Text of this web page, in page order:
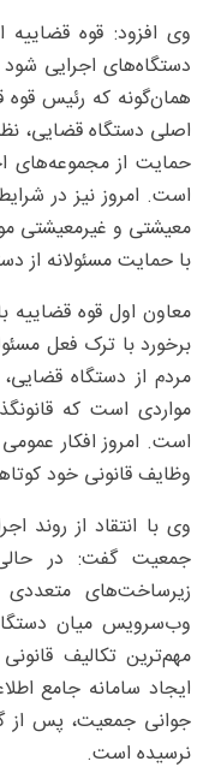
وی افزود: قوه قضاییه
دستگاه‌های اجرایی شود
همان‌گونه که رئیس قوه
اصلی دستگاه قضایی،
حمایت از مجموعه‌های
است. امروز نیز در
معیشتی و غیرمعیشتی
با حمایت مسئولانه از
معاون اول قوه قضاییه
برخورد با ترک فعل
مردم از دستگاه
مواردی است که
است. امروز افکار عمومی
وظایف قانونی خود
وی با انتقاد از روند
جمعیت گفت: در
زیرساخت‌های
وب‌سرویس میان
مهم‌ترین تکالیف
ایجاد سامانه جامع
جوانی جمعیت، پس از
نرسیده است.